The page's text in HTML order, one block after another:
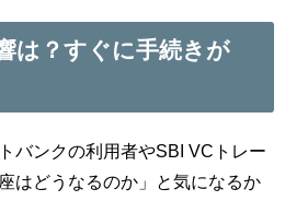
は？すぐに手続きが
バンクの利用者やSBI VCトレー
はどうなるのか」と気になるか